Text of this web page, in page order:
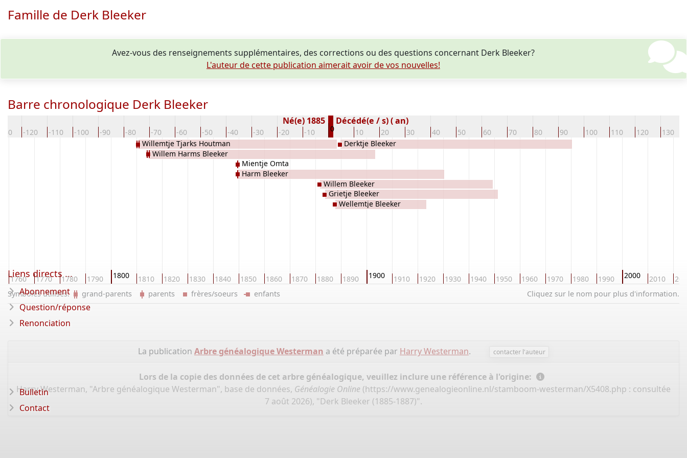
Famille de Derk Bleeker
Avez-vous des renseignements supplémentaires, des corrections ou des questions concernant Derk Bleeker?
L'auteur de cette publication aimerait avoir de vos nouvelles!
Barre chronologique Derk Bleeker
-120 -110 -100 -90 -80 -70 -60 -50 -40 -30 -20 -10 0 10 20 30 40 50 60 70 80 90 100 110 120 130
Né(e) 1885 Décédé(e / s) ( an)
1760 1770 1780 1790 1800 1810 1820 1830 1840 1850 1860 1870 1880 1890 1900 1910 1920 1930 1940 1950 1960 1970 1980 1990 2000 2010
Willemtje Tjarks Houtman
Willem Harms Bleeker
Mientje Omta
Harm Bleeker
Willem Bleeker
Grietje Bleeker
Wellemtje Bleeker
Derktje Bleeker
Cliquez sur le nom pour plus d'information.
Symboles utilisés: grand-parents parents frères/soeurs enfants
La publication Arbre généalogique Westerman a été préparée par Harry Westerman. contacter l'auteur
Lors de la copie des données de cet arbre généalogique, veuillez inclure une référence à l'origine:
Harry Westerman, "Arbre généalogique Westerman", base de données, Généalogie Online (https://www.genealogieonline.nl/stamboom-westerman/X5408.php : consultée
7 août 2026), "Derk Bleeker (1885-1887)".
Liens directs ...
Abonnement
Question/réponse
Renonciation
Bulletin
Contact